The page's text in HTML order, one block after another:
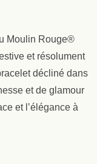
Moulin Rouge®
et résolument
décliné dans
et de glamour
et l’élégance à